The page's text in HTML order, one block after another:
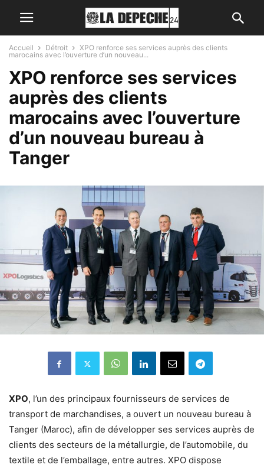
Accueil Détroit
XPO renforce ses services auprès des clients
marocains avec l’ouverture d’un nouveau...
XPO renforce ses services
auprès des clients
marocains avec l’ouverture
d’un nouveau bureau à
Tanger
XPO, l’un des principaux fournisseurs de services de
transport de marchandises, a ouvert un nouveau bureau à
Tanger (Maroc), afin de développer ses services auprès de
clients des secteurs de la métallurgie, de l’automobile, du
textile et de l’emballage, entre autres. XPO dispose